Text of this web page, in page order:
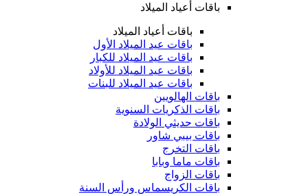
باقات أعياد الميلاد
باقات أعياد الميلاد
باقات عيد الميلاد الأول
باقات عيد الميلاد للكبار
باقات عيد الميلاد للأولاد
باقات عيد الميلاد للبنات
باقات الهالويين
باقات الذكريات السنوية
باقات حديثي الولادة
باقات بيبي شاور
باقات التخرج
باقات ماما وبابا
باقات الزواج
باقات الكريسماس ورأس السنة